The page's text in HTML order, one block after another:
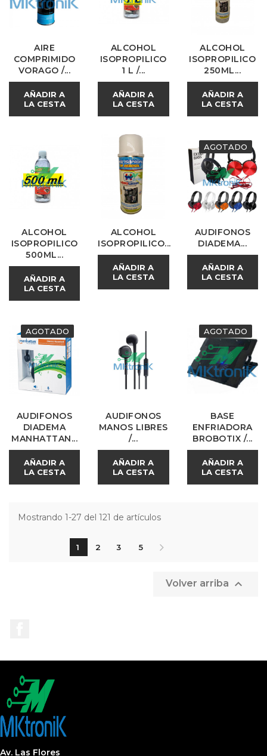
AIRE
COMPRIMIDO
VORAGO /...
AÑADIR A
LA CESTA
ALCOHOL
ISOPROPILICO
1 L /...
AÑADIR A
LA CESTA
ALCOHOL
ISOPROPILICO
250ML...
AÑADIR A
LA CESTA
ALCOHOL
ISOPROPILICO
500ML...
AÑADIR A
LA CESTA
ALCOHOL
ISOPROPILICO...
AÑADIR A
LA CESTA
AGOTADO
AUDIFONOS
DIADEMA...
AÑADIR A
LA CESTA
AGOTADO
AUDIFONOS
DIADEMA
MANHATTAN...
AÑADIR A
LA CESTA
AUDIFONOS
MANOS LIBRES
/...
AÑADIR A
LA CESTA
AGOTADO
BASE
ENFRIADORA
BROBOTIX /...
AÑADIR A
LA CESTA
Mostrando 1-27 del 121 de artículos
1 2 3 5
Volver arriba 
Av. Las Flores